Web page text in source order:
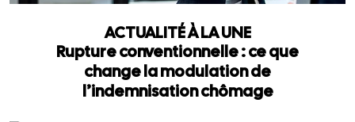
ACTUALITÉ À LA UNE
Rupture conventionnelle : ce que
change la modulation de
l’indemnisation chômage